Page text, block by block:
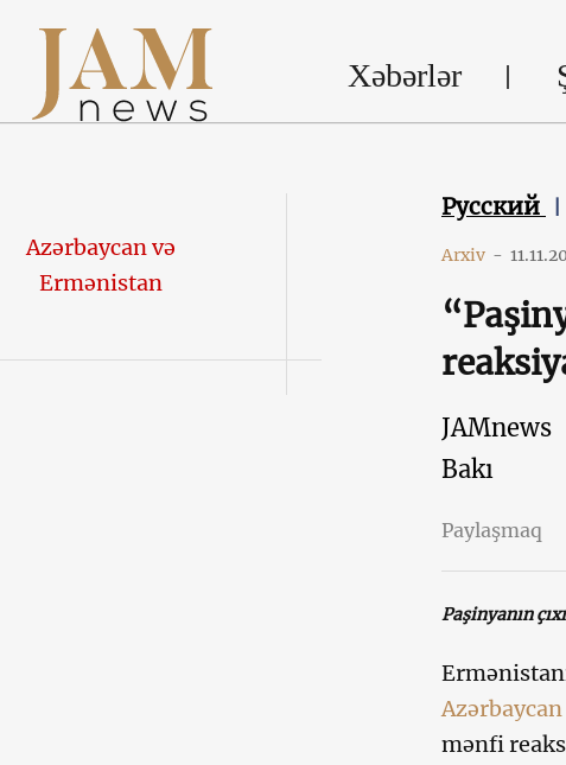
Xəbərlər
Azərbaycan və
Ermənistan
Русский
Arxiv -
JAMnews
Bakı
Paylaşmaq
Paşinyanın
Azərbaycan
mənfi